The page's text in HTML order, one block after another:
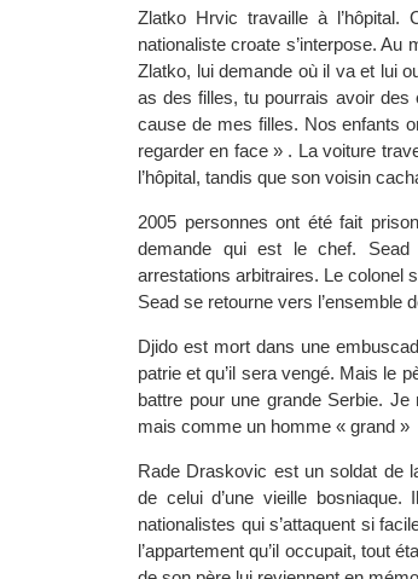
Zlatko Hrvic travaille à l’hôpital.
nationaliste croate s’interpose.
Zlatko, lui demande où il va et lui
as des filles, tu pourrais avoir
cause de mes filles. Nos enfants
regarder en face » . La voiture
l’hôpital, tandis que son voisin
2005 personnes ont été fait
demande qui est le chef. Sead
arrestations arbitraires. Le colonel
Sead se retourne vers l’ensemble
Djido est mort dans une
patrie et qu’il sera vengé. Mais le
battre pour une grande Serbie.
mais comme un homme « grand »
Rade Draskovic est un soldat de
de celui d’une vieille
nationalistes qui s’attaquent si
l’appartement qu’il occupait, tout